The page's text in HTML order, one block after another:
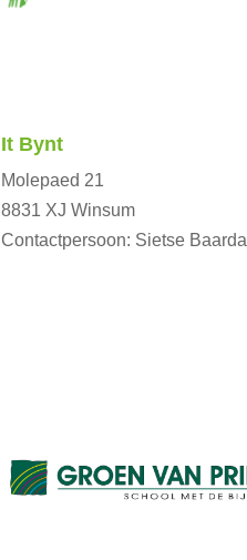
It Bynt
Molepaed 21
8831 XJ Winsum
Contactpersoon: Sietse Baarda